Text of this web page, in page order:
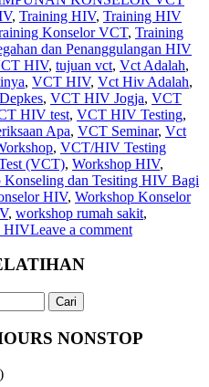
, Training HIV, Training HIV
Konselor VCT, Training
dan Penanggulangan HIV
HIV, tujuan vct, Vct Adalah,
, VCT HIV, Vct Hiv Adalah,
, VCT HIV Jogja, VCT
HIV test, VCT HIV Testing,
Apa, VCT Seminar, Vct
, VCT/HIV Testing
(VCT), Workshop HIV,
Konseling dan Tesiting HIV Bagi
HIV, Workshop Konselor
, workshop rumah sakit,
HIVLeave a comment
NONSTOP